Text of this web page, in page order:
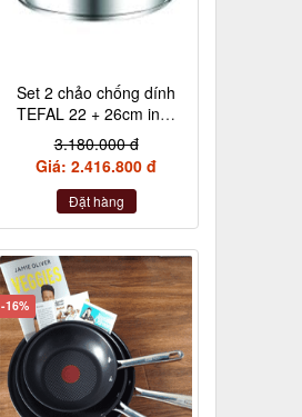
Set 2 chảo chống dính
TEFAL 22 + 26cm inox
cán rời L94090
3.180.000 đ
Giá: 2.416.800 đ
Đặt hàng
-16%